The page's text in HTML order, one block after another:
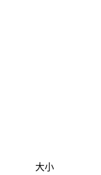
小